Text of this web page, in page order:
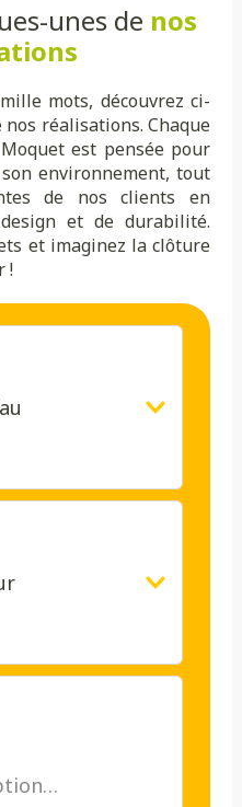
unes de nos
mots, découvrez ci-
réalisations. Chaque
est pensée pour
environnement, tout
de nos clients en
et de durabilité.
et imaginez la clôture
!